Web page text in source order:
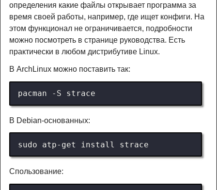
определения какие файлы открывает программа за
время своей работы, например, где ищет конфиги. На
этом функционал не ограничивается, подробности
можно посмотреть в странице руководства. Есть
практически в любом дистрибутиве Linux.
В ArchLinux можно поставить так:
В Debian-основанных:
Спользование: